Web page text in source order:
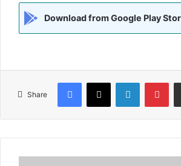
Download from Google Play
Share
Facebook
X LinkedIn